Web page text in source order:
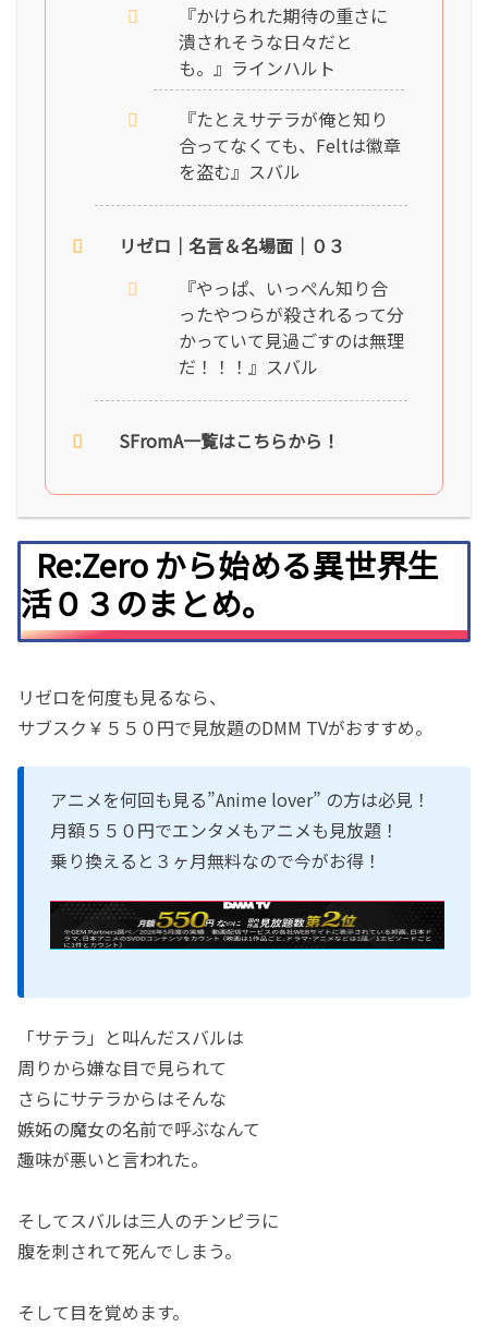
『かけられた期待の重さに
潰されそうな日々だと
も。』ラインハルト
『たとえサテラが俺と知り
合ってなくても、Feltは徽章
を盗む』スバル
リゼロ｜名言＆名場面｜０３
『やっぱ、いっぺん知り合
ったやつらが殺されるって分
かっていて見過ごすのは無理
だ！！！』スバル
SFromA一覧はこちらから！
Re:Zero から始める異世界生
活０３のまとめ。
リゼロを何度も見るなら、
サブスク￥５５０円で見放題のDMM TVがおすすめ。
アニメを何回も見る”Anime lover” の方は必見！
月額５５０円でエンタメもアニメも見放題！
乗り換えると３ヶ月無料なので今がお得！
「サテラ」と叫んだスバルは
周りから嫌な目で見られて
さらにサテラからはそんな
嫉妬の魔女の名前で呼ぶなんて
趣味が悪いと言われた。
そしてスバルは三人のチンピラに
腹を刺されて死んでしまう。
そして目を覚めます。